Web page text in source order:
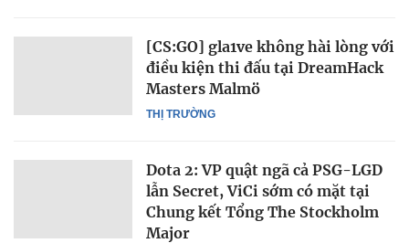
THỊ TRƯỜNG
[CS:GO] gla1ve không hài lòng với
điều kiện thi đấu tại DreamHack
Masters Malmö
Dota 2: VP quật ngã cả PSG-LGD
lẫn Secret, ViCi sớm có mặt tại
Chung kết Tổng The Stockholm
Major